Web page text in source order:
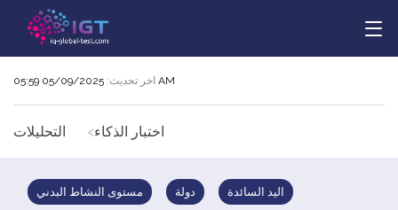
اخر تحديث: 05/09/2025 05:59 AM
اختبار الذكاء التحليلات
مستوى النشاط البدني دولة اليد السائدة